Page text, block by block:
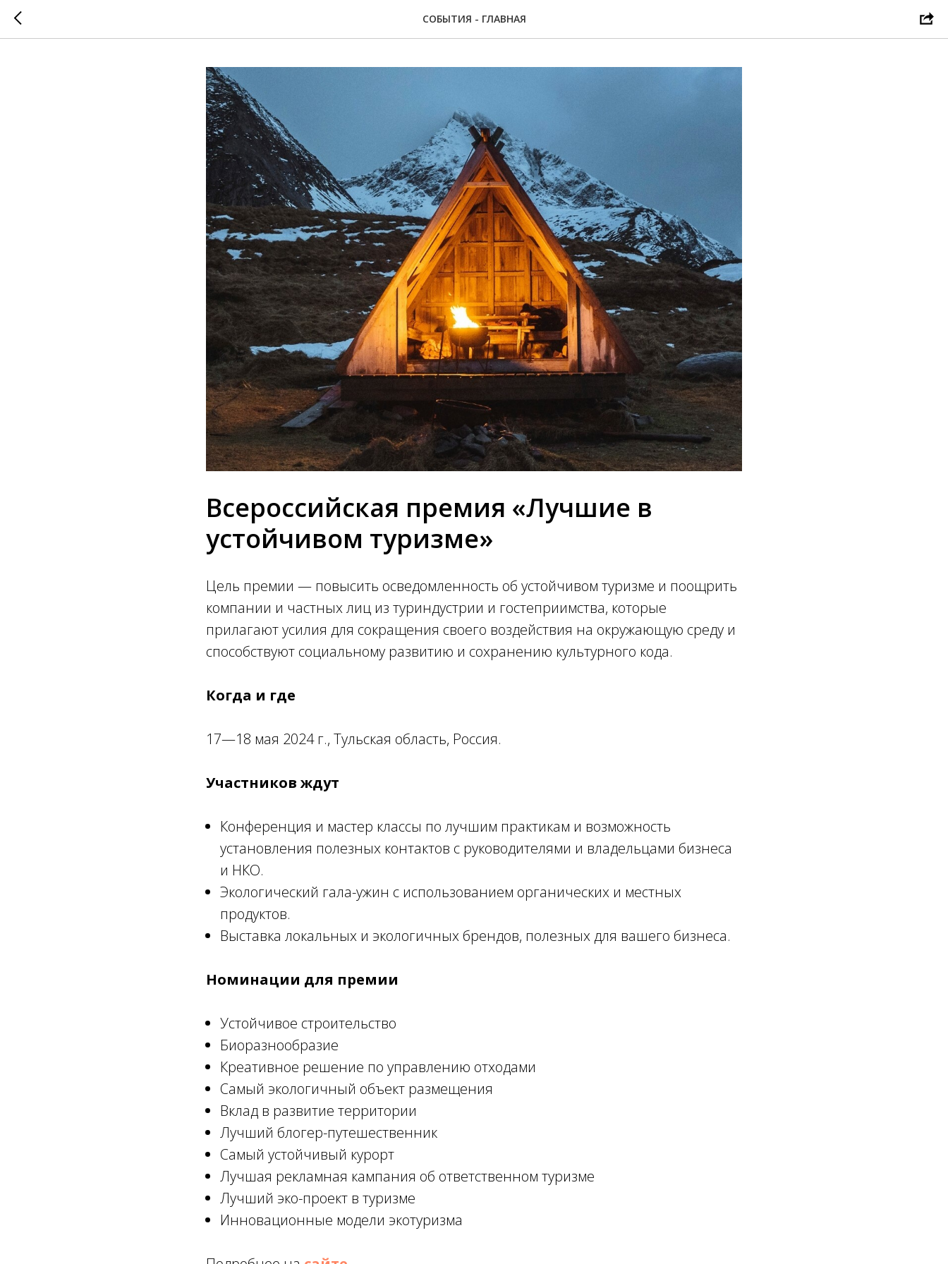
СОБЫТИЯ - ГЛАВНАЯ
Всероссийская премия «Лучшие в
устойчивом туризме»
Цель премии — повысить осведомленность об устойчивом туризме и поощрить
компании и частных лиц из туриндустрии и гостеприимства, которые
прилагают усилия для сокращения своего воздействия на окружающую среду и
способствуют социальному развитию и сохранению культурного кода.
Когда и где
17—18 мая 2024 г., Тульская область, Россия.
Участников ждут
Конференция и мастер классы по лучшим практикам и возможность
установления полезных контактов с руководителями и владельцами бизнеса
и НКО.
Экологический гала-ужин с использованием органических и местных
продуктов.
Выставка локальных и экологичных брендов, полезных для вашего бизнеса.
Номинации для премии
Устойчивое строительство
Биоразнообразие
Креативное решение по управлению отходами
Самый экологичный объект размещения
Вклад в развитие территории
Лучший блогер-путешественник
Самый устойчивый курорт
Лучшая рекламная кампания об ответственном туризме
Лучший эко-проект в туризме
Инновационные модели экотуризма